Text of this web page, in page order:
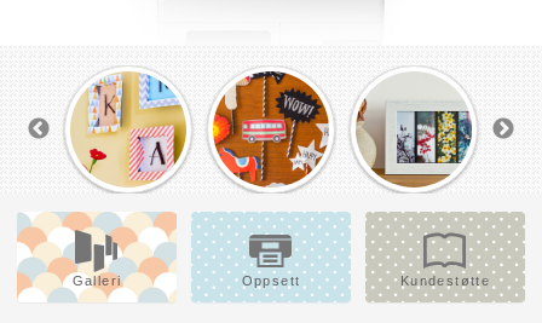
Galleri Oppsett Kundestøtte